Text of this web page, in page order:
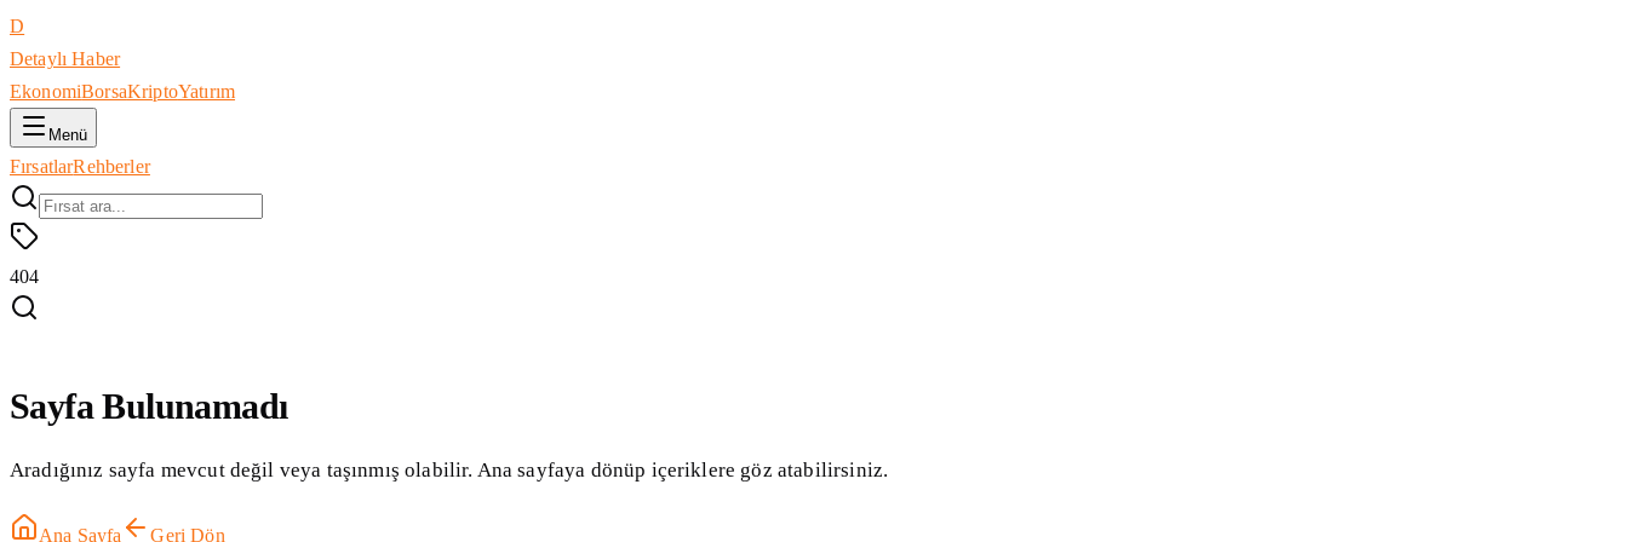
D
Detaylı Haber
EkonomiBorsaKriptoYatırım
Menü
FırsatlarRehberler
404
Sayfa Bulunamadı
Aradığınız sayfa mevcut değil veya taşınmış olabilir. Ana sayfaya dönüp içeriklere göz atabilirsiniz.
Ana Sayfa Geri Dön